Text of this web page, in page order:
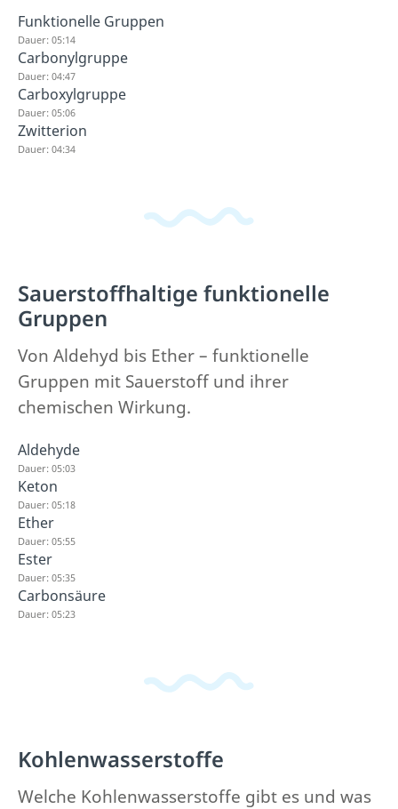
Funktionelle Gruppen
Dauer: 05:14
Carbonylgruppe
Dauer: 04:47
Carboxylgruppe
Dauer: 05:06
Zwitterion
Dauer: 04:34
Sauerstoffhaltige funktionelle
Gruppen
Von Aldehyd bis Ether – funktionelle
Gruppen mit Sauerstoff und ihrer
chemischen Wirkung.
Aldehyde
Dauer: 05:03
Keton
Dauer: 05:18
Ether
Dauer: 05:55
Ester
Dauer: 05:35
Carbonsäure
Dauer: 05:23
Kohlenwasserstoffe
Welche Kohlenwasserstoffe gibt es und was